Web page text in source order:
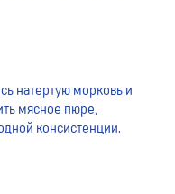
натертую морковь и
мясное пюре,
консистенции.